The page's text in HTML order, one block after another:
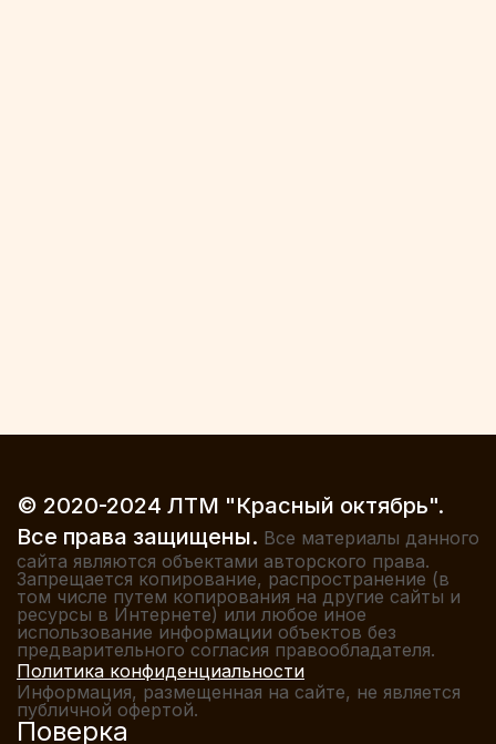
© 2020-2024 ЛТМ "Красный октябрь".
Все права защищены. Все материалы данного
сайта являются объектами авторского права.
Запрещается копирование, распространение (в
том числе путем копирования на другие сайты и
ресурсы в Интернете) или любое иное
использование информации объектов без
предварительного согласия правообладателя.
Политика конфиденциальности
Информация, размещенная на сайте, не является
публичной офертой.
Поверка